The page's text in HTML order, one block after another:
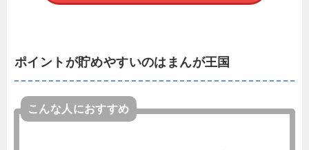
ポイントが貯めやすいのはまんが王国
こんな人におすすめ